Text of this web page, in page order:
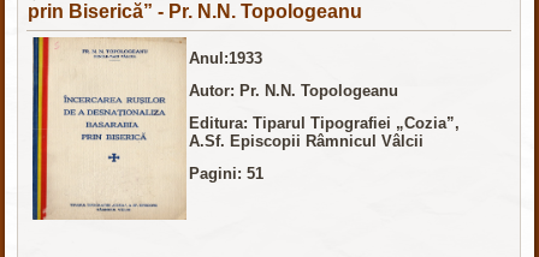
prin Biserică” - Pr. N.N. Topologeanu
Anul:1933
Autor: Pr. N.N. Topologeanu
Editura: Tiparul Tipografiei „Cozia”,
A.Sf. Episcopii Râmnicul Vâlcii
Pagini: 51